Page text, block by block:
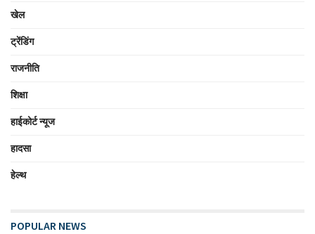
खेल
ट्रेंडिंग
राजनीति
शिक्षा
हाईकोर्ट न्यूज
हादसा
हेल्थ
POPULAR NEWS